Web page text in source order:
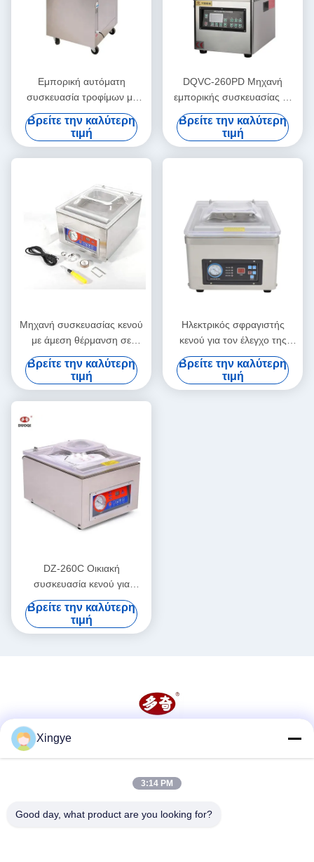
Εμπορική αυτόματη
συσκευασία τροφίμων με
κενό 800w για ψωμί και
κρέας DUOQI
Βρείτε την καλύτερη
τιμή
DQVC-260PD Μηχανή
εμπορικής συσκευασίας με
κενό ποτών Μεγάλη
απόδοση Μηχανή
σφράγισης με κενό
Βρείτε την καλύτερη
τιμή
Μηχανή συσκευασίας κενού
με άμεση θέρμανση σε
επιτραπέζιο θάλαμο
Βρείτε την καλύτερη
τιμή
Ηλεκτρικός σφραγιστής
κενού για τον έλεγχο της
αίθουσας για οικιακές και
εμπορικές συσκευασίες
Βρείτε την καλύτερη
τιμή
DZ-260C Οικιακή
συσκευασία κενού για
τρόφιμα και λαχανικά
μεγέθους 260 mm
Βρείτε την καλύτερη
τιμή
Xingye
3:14 PM
Good day, what product are you looking for?